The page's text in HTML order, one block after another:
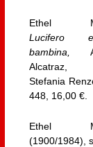
Ethel
bambina,
Alcatraz,
Stefania
448, 16,00 €.
Ethel
(1900/1984),